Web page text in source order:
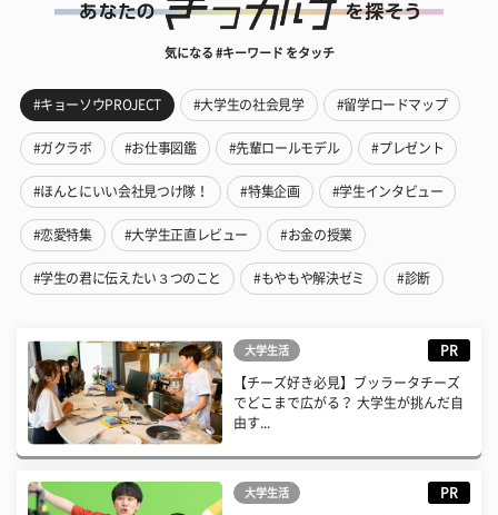
気になる #キーワード をタッチ
#キョーソウPROJECT #大学生の社会見学 #留学ロードマップ
#ガクラボ #お仕事図鑑 #先輩ロールモデル #プレゼント
#ほんとにいい会社見つけ隊！ #特集企画 #学生インタビュー
#恋愛特集 #大学生正直レビュー #お金の授業
#学生の君に伝えたい３つのこと #もやもや解決ゼミ #診断
大学生活 PR
【チーズ好き必見】ブッラータチーズ
でどこまで広がる？ 大学生が挑んだ自
由す...
大学生活 PR